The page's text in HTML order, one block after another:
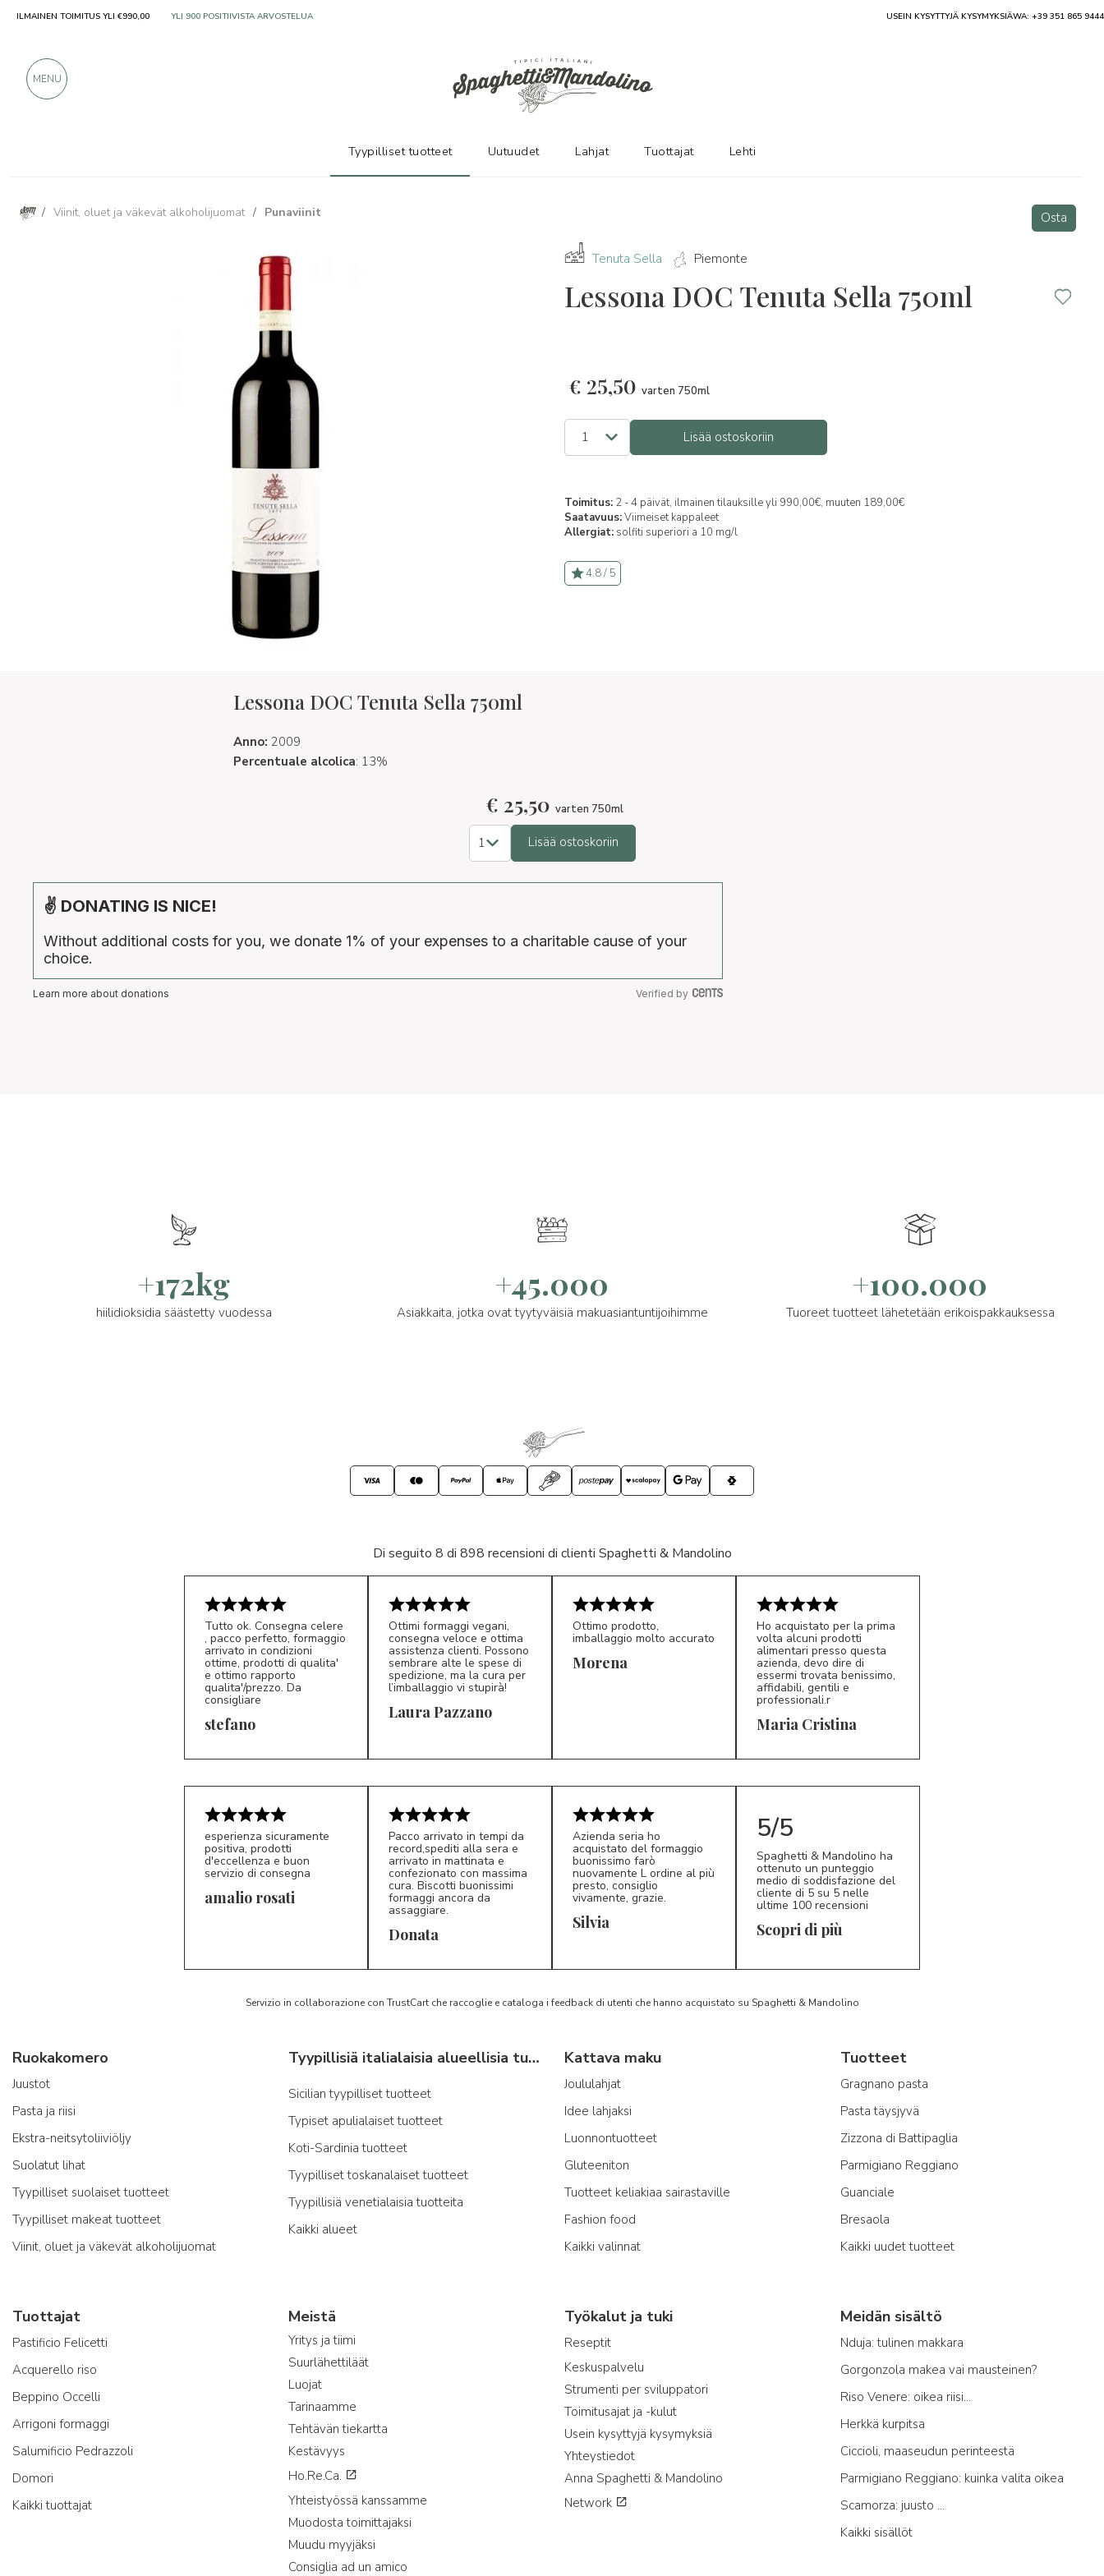
/ Viinit, oluet ja väkevät alkoholijuomat / Punaviinit Osta
Tenuta Sella Piemonte
Lessona DOC Tenuta Sella 750ml
€ 25,50 varten 750ml
Lisää ostoskoriin
Toimitus: 2 - 4 päivät, ilmainen tilauksille yli 990,00€, muuten 189,00€
Saatavuus:Viimeiset kappaleet
Allergiat: solfiti superiori a 10 mg/l
4.8 / 5
Lessona DOC Tenuta Sella 750ml
Anno: 2009
Percentuale alcolica: 13%
€ 25,50 varten 750ml
Lisää ostoskoriin
✌ DONATING IS NICE!
Without additional costs for you, we donate 1% of your expenses to a charitable cause of your
choice.
Learn more about donations Verified by
+172kg
hiilidioksidia säästetty vuodessa
+45.000
Asiakkaita, jotka ovat tyytyväisiä makuasiantuntijoihimme
+100.000
Tuoreet tuotteet lähetetään erikoispakkauksessa
Di seguito 8 di 898 recensioni di clienti Spaghetti & Mandolino
S*
Tutto ok. Consegna celere
, pacco perfetto, formaggio
arrivato in condizioni
ottime, prodotti di qualita'
e ottimo rapporto
qualita'/prezzo. Da
consigliare
stefano LP 5/5
Ottimi formaggi vegani,
consegna veloce e ottima
assistenza clienti. Possono
sembrare alte le spese di
spedizione, ma la cura per
l’imballaggio vi stupirà!
Laura Pazzano
Ottimo prodotto,
imballaggio molto accurato
Morena
MC 5/5
Ho acquistato per la prima
volta alcuni prodotti
alimentari presso questa
azienda, devo dire di
essermi trovata benissimo,
affidabili, gentili e
professionali.r
Maria Cristina
esperienza sicuramente
positiva, prodotti
d'eccellenza e buon
servizio di consegna
amalio rosati
D*
Pacco arrivato in tempi da
record,spediti alla sera e
arrivato in mattinata e
confezionato con massima
cura. Biscotti buonissimi
formaggi ancora da
assaggiare.
Donata S*
Azienda seria ho
acquistato del formaggio
buonissimo farò
nuovamente L ordine al più
presto, consiglio
vivamente, grazie.
Silvia
5/5
Spaghetti & Mandolino ha
ottenuto un punteggio
medio di soddisfazione del
cliente di 5 su 5 nelle
ultime 100 recensioni
Scopri di più
Servizio in collaborazione con TrustCart che raccoglie e cataloga i feedback di utenti che hanno acquistato su Spaghetti & Mandolino
Ruokakomero
Juustot
Pasta ja riisi
Ekstra-neitsytoliiviöljy
Suolatut lihat
Tyypilliset suolaiset tuotteet
Tyypilliset makeat tuotteet
Viinit, oluet ja väkevät alkoholijuomat
Tyypillisiä italialaisia alueellisia tuotteita
Sicilian tyypilliset tuotteet
Typiset apulialaiset tuotteet
Koti-Sardinia tuotteet
Tyypilliset toskanalaiset tuotteet
Tyypillisiä venetialaisia tuotteita
Kaikki alueet
Kattava maku
Joululahjat
Idee lahjaksi
Luonnontuotteet
Gluteeniton
Tuotteet keliakiaa sairastaville
Fashion food
Kaikki valinnat
Tuotteet
Gragnano pasta
Pasta täysjyvä
Zizzona di Battipaglia
Parmigiano Reggiano
Guanciale
Bresaola
Kaikki uudet tuotteet
Tuottajat
Pastificio Felicetti
Acquerello riso
Beppino Occelli
Arrigoni formaggi
Salumificio Pedrazzoli
Domori
Kaikki tuottajat
Meistä
Yritys ja tiimi
Suurlähettiläät
Luojat
Tarinaamme
Tehtävän tiekartta
Kestävyys
Ho.Re.Ca.
Yhteistyössä kanssamme
Muodosta toimittajaksi
Muudu myyjäksi
Consiglia ad un amico
Työkalut ja tuki
Reseptit
Keskuspalvelu
Strumenti per sviluppatori
Toimitusajat ja -kulut
Usein kysyttyjä kysymyksiä
Yhteystiedot
Anna Spaghetti & Mandolino
Network
Meidän sisältö
Nduja: tulinen makkara
Gorgonzola makea vai mausteinen?
Riso Venere: oikea riisi...
Herkkä kurpitsa
Ciccioli, maaseudun perinteestä
Parmigiano Reggiano: kuinka valita oikea
Scamorza: juusto ...
Kaikki sisällöt
ILMAINEN TOIMITUS YLI €990,00 VAIN ERINOMAISILTA VALMISTAJILTA USEIN KYSYTTYJÄ KYSYMYKSIÄWA: +39 351 865 9444
MENU
Tyypilliset tuotteet Uutuudet Lahjat Tuottajat Lehti